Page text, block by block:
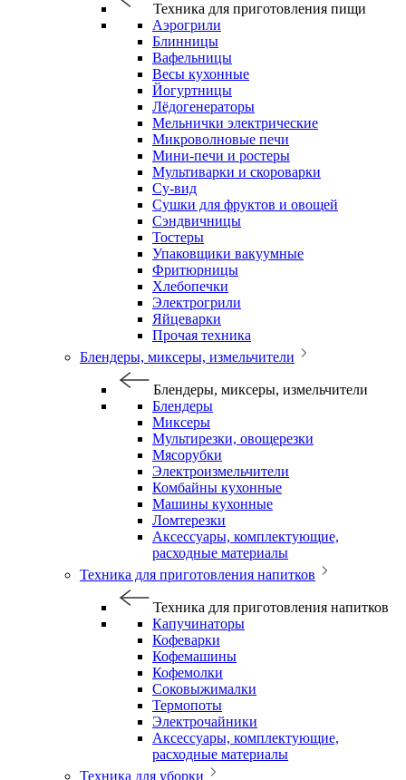
Техника для приготовления пищи
Аэрогрили
Блинницы
Вафельницы
Весы кухонные
Йогуртницы
Лёдогенераторы
Мельнички электрические
Микроволновые печи
Мини-печи и ростеры
Мультиварки и скороварки
Су-вид
Сушки для фруктов и овощей
Сэндвичницы
Тостеры
Упаковщики вакуумные
Фритюрницы
Хлебопечки
Электрогрили
Яйцеварки
Прочая техника
Блендеры, миксеры, измельчители
Блендеры, миксеры, измельчители
Блендеры
Миксеры
Мультирезки, овощерезки
Мясорубки
Электроизмельчители
Комбайны кухонные
Машины кухонные
Ломтерезки
Аксессуары, комплектующие,
расходные материалы
Техника для приготовления напитков
Техника для приготовления напитков
Капучинаторы
Кофеварки
Кофемашины
Кофемолки
Соковыжималки
Термопоты
Электрочайники
Аксессуары, комплектующие,
расходные материалы
Техника для уборки